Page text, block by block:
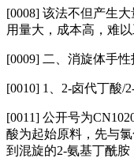
[0008] 该法不但产生
用量大，成本高，难以
[0009] 二、消旋体手
[0010] 1、2-卤代丁酸/
[0011] 公开号为
酸为起始原料，先与
到混旋的2-氨基丁酰胺